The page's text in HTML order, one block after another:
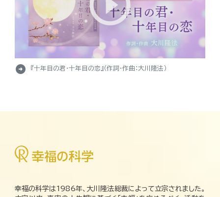
arrow_circle_right 『十年目の君・十年目の恋』（作詞・作曲：大川隆法）
幸福の科学は1986年、大川隆法総裁によって立宗されました。